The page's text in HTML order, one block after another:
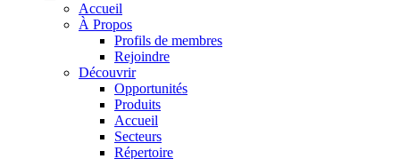
Accueil
À Propos
Profils de membres
Rejoindre
Découvrir
Opportunités
Produits
Accueil
Secteurs
Répertoire